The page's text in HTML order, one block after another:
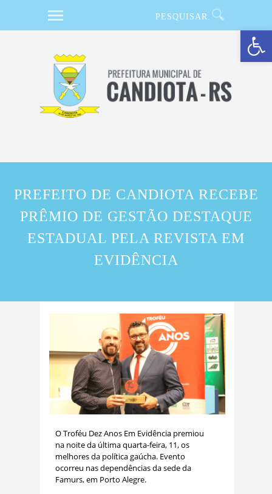
Barra de Ferramentas Aberta
PREFEITO DE CANDIOTA RECEBE
PRÊMIO DE GESTÃO DESTAQUE
ESTADUAL PELA REVISTA EM
EVIDÊNCIA
O Troféu Dez Anos Em Evidência premiou
na noite da última quarta-feira, 11, os
melhores da política gaúcha. Evento
ocorreu nas dependências da sede da
Famurs, em Porto Alegre.